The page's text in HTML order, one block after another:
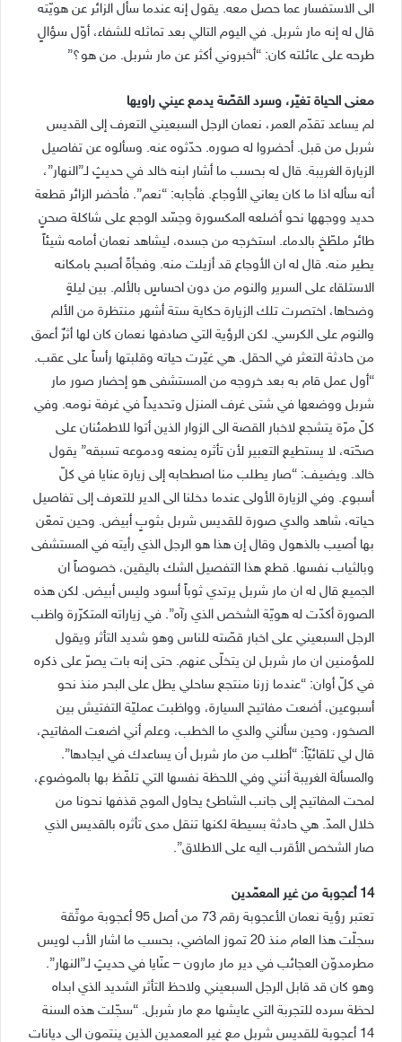
الى الاستفسار عما حصل معه. يقول إنه عندما سأل الزائر عن هويّته
قال له إنه مار شربل. في اليوم التالي بعد تماثله للشفاء، أوّل سؤالٍ
طرحه على عائلته كان: “أخبروني أكثر عن مار شربل. من هو؟”
معنى الحياة تغيّر، وسرد القصّة يدمع عيني راويها
لم يساعد تقدّم العمر، نعمان الرجل السبعيني التعرف إلى القديس
شربل من قبل. أحضروا له صوره. حدّثوه عنه. وسألوه عن تفاصيل
الزيارة الغريبة. قال له بحسب ما أشار ابنه خالد في حديثٍ لـ”النهار”،
أنه سأله اذا ما كان يعاني الأوجاع. فأجابه: “نعم”. فأحضر الزائر قطعة
حديد ووجهها نحو أضلعه المكسورة وجسّد الوجع على شاكلة صحنٍ
طائر ملطّخٍ بالدماء. استخرجه من جسده، ليشاهد نعمان أمامه شيئاً
يطير منه. قال له ان الأوجاع قد أزيلت منه. وفجأةً أصبح بامكانه
الاستلقاء على السرير والنوم من دون احساسٍ بالألم. بين ليلةٍ
وضحاها، اختصرت تلك الزيارة حكاية ستة أشهر منتظرة من الألم
والنوم على الكرسي. لكن الرؤية التي صادفها نعمان كان لها أثرٌ أعمق
من حادثة التعثر في الحقل. هي غيّرت حياته وقلبتها رأساً على عقب.
“أول عمل قام به بعد خروجه من المستشفى هو إحضار صور مار
شربل ووضعها في شتى غرف المنزل وتحديداً في غرفة نومه. وفي
كلّ مرّة يتشجع لاخبار القصة الى الزوار الذين أتوا للاطمئنان على
صحّته، لا يستطيع التعبير لأن تأثره يمنعه ودموعه تسبقه” يقول
خالد. ويضيف: “صار يطلب منا اصطحابه إلى زيارة عنايا في كلّ
أسبوع. وفي الزيارة الأولى عندما دخلنا الى الدير للتعرف إلى تفاصيل
حياته، شاهد والدي صورة للقديس شربل بثوبٍ أبيض. وحين تمعّن
بها أصيب بالذهول وقال إن هذا هو الرجل الذي رأيته في المستشفى
وبالثياب نفسها. قطع هذا التفصيل الشك باليقين، خصوصاً ان
الجميع قال له ان مار شربل يرتدي ثوباً أسود وليس أبيض. لكن هذه
الصورة أكدّت له هويّة الشخص الذي رآه”. في زياراته المتكرّرة واظب
الرجل السبعيني على اخبار قصّته للناس وهو شديد التأثر ويقول
للمؤمنين ان مار شربل لن يتخلّى عنهم. حتى إنه بات يصرّ على ذكره
في كلّ أوان: “عندما زرنا منتجع ساحلي يطل على البحر منذ نحو
أسبوعين، أضعت مفاتيح السيارة، وواظبت عمليّة التفتيش بين
الصخور، وحين سألني والدي ما الخطب، وعلم أني اضعت المفاتيح،
قال لي تلقائيّاً: “أطلب من مار شربل أن يساعدك في ايجادها”.
والمسألة الغريبة أنني وفي اللحظة نفسها التي تلفّظ بها بالموضوع،
لمحت المفاتيح إلى جانب الشاطئ يحاول الموج قذفها نحونا من
خلال المدّ. هي حادثة بسيطة لكنها تنقل مدى تأثره بالقديس الذي
صار الشخص الأقرب اليه على الاطلاق”.
14 أعجوبة من غير المعمّدين
تعتبر رؤية نعمان الأعجوبة رقم 73 من أصل 95 أعجوبة موثّقة
سجلّت هذا العام منذ 20 تموز الماضي، بحسب ما اشار الأب لويس
مطرمدوّن العجائب في دير مار مارون – عنّايا في حديثٍ لـ”النهار”.
وهو كان قد قابل الرجل السبعيني ولاحظ التأثر الشديد الذي ابداه
لحظة سرده للتجربة التي عايشها مع مار شربل. “سجّلت هذه السنة
14 أعجوبة للقديس شربل مع غير المعمدين الذين ينتمون الى ديانات